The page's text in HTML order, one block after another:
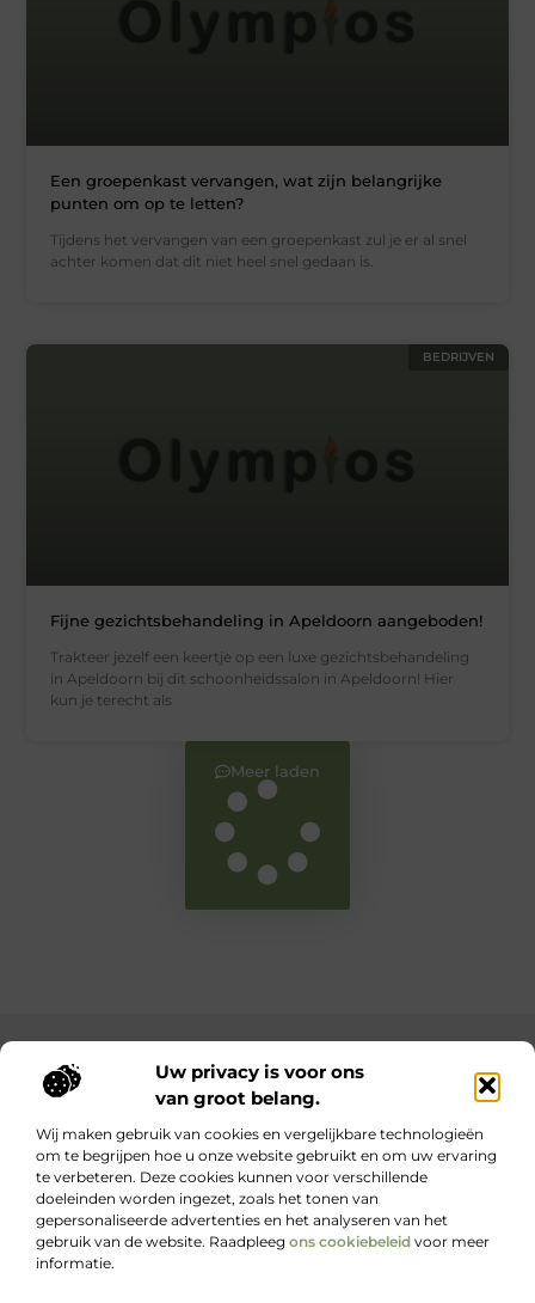
Uw privacy is voor ons
van groot belang.
Wij maken gebruik van cookies en vergelijkbare technologieën
om te begrijpen hoe u onze website gebruikt en om uw ervaring
te verbeteren. Deze cookies kunnen voor verschillende
doeleinden worden ingezet, zoals het tonen van
gepersonaliseerde advertenties en het analyseren van het
gebruik van de website. Raadpleeg ons cookiebeleid voor meer
informatie.
Een groepenkast vervangen, wat zijn belangrijke
punten om op te letten?
Tijdens het vervangen van een groepenkast zul je er al snel
achter komen dat dit niet heel snel gedaan is.
BEDRIJVEN
Fijne gezichtsbehandeling in Apeldoorn aangeboden!
Trakteer jezelf een keertje op een luxe gezichtsbehandeling
in Apeldoorn bij dit schoonheidssalon in Apeldoorn! Hier
kun je terecht als
Meer laden
Main Links
Bekende Nederlanders
Kennis, kracht en inspiratie voor elke dag.
Blogs en artikelen over het dagelijks leven – voor iedereen die wil
lezen, leren en ontdekken.